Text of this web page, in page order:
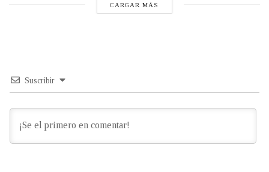
CARGAR MÁS
Suscribir